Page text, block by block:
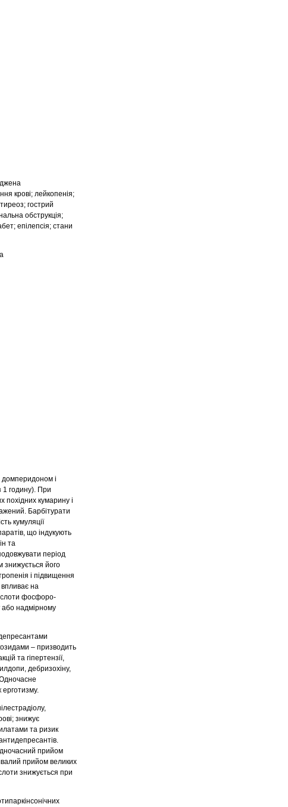
крові; лейкопенія;
гострий
обструкція;
епілепсія; стани
домперидоном і
1 годину). При
кумарину і
Барбітурати
кумуляції
що індукують
та
період
знижується його
і підвищення
на
фосфоро-
надмірному
– призводить
та гіпертензії,
дебризохіну,
ерготизму.
знижує
та ризик
прийом
прийом великих
знижується при